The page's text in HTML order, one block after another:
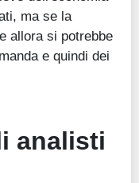
ma se la
allora si potrebbe
e quindi dei
analisti